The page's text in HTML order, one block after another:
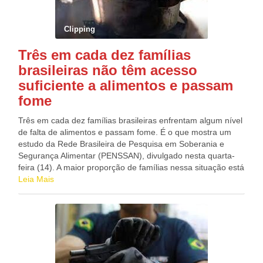
Brasil”, disse o candidato. Duas grandes carreatas
marcaram a agenda do deputado, uma em Salgueiro e outra
em Petrolina. Já nos outros municípios, Patriota realizou
Clipping
Três em cada dez famílias
brasileiras não têm acesso
suficiente a alimentos e passam
fome
Três em cada dez famílias brasileiras enfrentam algum nível
de falta de alimentos e passam fome. É o que mostra um
estudo da Rede Brasileira de Pesquisa em Soberania e
Segurança Alimentar (PENSSAN), divulgado nesta quarta-
feira (14). A maior proporção de famílias nessa situação está
nas regiões Norte e Nordeste do país. Alagoas é o estado
frequentes, atingindo 36,7% das famílias pesquisadas. Em
segundo lugar, vem o Amapá, com 32% dos domicílios
nessa situação. Na sequência, estão Pará e Sergipe, ambos
com 30% da população atingida. Apesar de
proporcionalmente atingir mais as regiões Norte e Nordeste,
Leia Mais